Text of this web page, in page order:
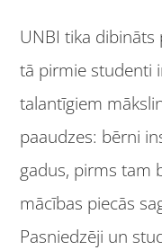
UNBI tika
tā pirmie studenti
talantīgiem
paaudzes: bērni
gadus, pirms tam
mācības piecās
Pasniedzēji un